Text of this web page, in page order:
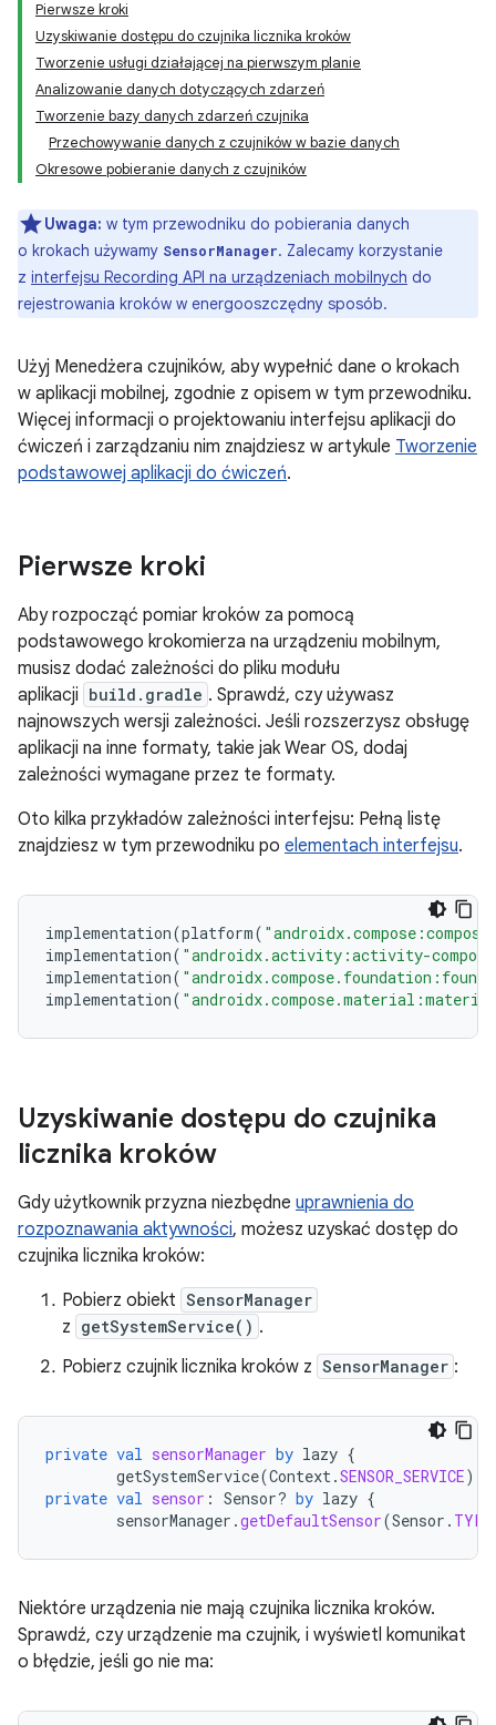
Pierwsze kroki
Uzyskiwanie dostępu do czujnika licznika kroków
Tworzenie usługi działającej na pierwszym planie
Analizowanie danych dotyczących zdarzeń
Tworzenie bazy danych zdarzeń czujnika
Przechowywanie danych z czujników w bazie danych
Okresowe pobieranie danych z czujników
Uwaga: w tym przewodniku do pobierania danych
o krokach używamy SensorManager. Zalecamy korzystanie
z interfejsu Recording API na urządzeniach mobilnych do
rejestrowania kroków w energooszczędny sposób.
Użyj Menedżera czujników, aby wypełnić dane o krokach
w aplikacji mobilnej, zgodnie z opisem w tym przewodniku.
Więcej informacji o projektowaniu interfejsu aplikacji do
ćwiczeń i zarządzaniu nim znajdziesz w artykule Tworzenie
podstawowej aplikacji do ćwiczeń.
Pierwsze kroki
Aby rozpocząć pomiar kroków za pomocą
podstawowego krokomierza na urządzeniu mobilnym,
musisz dodać zależności do pliku modułu
aplikacji build.gradle . Sprawdź, czy używasz
najnowszych wersji zależności. Jeśli rozszerzysz obsługę
aplikacji na inne formaty, takie jak Wear OS, dodaj
zależności wymagane przez te formaty.
Oto kilka przykładów zależności interfejsu: Pełną listę
znajdziesz w tym przewodniku po elementach interfejsu.
implementation(platform(
implementation( "androidx.activity:activity-
implementation(
implementation(
Uzyskiwanie dostępu do czujnika
licznika kroków
Gdy użytkownik przyzna niezbędne uprawnienia do
rozpoznawania aktywności, możesz uzyskać dostęp do
czujnika licznika kroków:
Pobierz obiekt SensorManager
z getSystemService() .
Pobierz czujnik licznika kroków z SensorManager :
private val sensorManager by lazy {
getSystemService(Context.SENSOR_SERVICE)
private val sensor : Sensor? by lazy {
sensorManager .getDefaultSensor(Sensor .
Niektóre urządzenia nie mają czujnika licznika kroków.
Sprawdź, czy urządzenie ma czujnik, i wyświetl komunikat
o błędzie, jeśli go nie ma: